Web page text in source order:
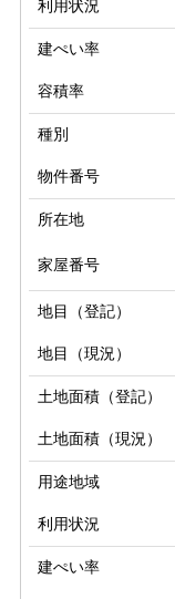
利用状況
建ぺい率
容積率
種別
物件番号
所在地
家屋番号
地目（登記）
地目（現況）
土地面積（登記）
土地面積（現況）
用途地域
利用状況
建ぺい率